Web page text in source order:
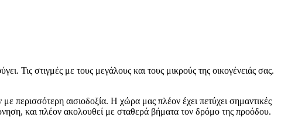
Τις στιγμές με τους μεγάλους και τους μικρούς της οικογένειάς σας.
περισσότερη αισιοδοξία. Η χώρα μας πλέον έχει πετύχει σημαντικές
και πλέον ακολουθεί με σταθερά βήματα τον δρόμο της προόδου.